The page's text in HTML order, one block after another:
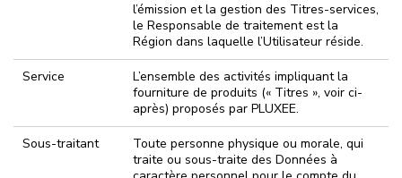
l’émission et la gestion des Titres-services,
le Responsable de traitement est la
Région dans laquelle l’Utilisateur réside.
Service
L’ensemble des activités impliquant la
fourniture de produits (« Titres », voir ci-
après) proposés par PLUXEE.
Sous-traitant
Toute personne physique ou morale, qui
traite ou sous-traite des Données à